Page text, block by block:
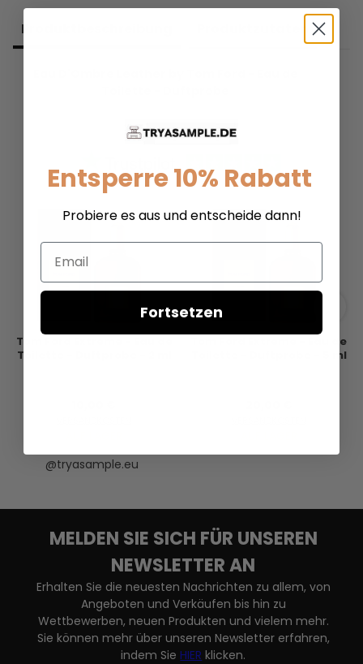
Produkt­beschreibung
Tom Ford Extreme - Eau de
Toilette - Duftprobe - 2 ml
Tom Ford Extreme - Eau de
Toilette - Duftprobe - 5 ml
@tryasample.eu
MELDEN SIE SICH FÜR UNSEREN
NEWSLETTER AN
Erhalten Sie die neuesten Nachrichten zu allem, von
Angeboten und Verkäufen bis hin zu
Wettbewerben, neuen Produkten und vielem mehr.
Sie können mehr über unseren Newsletter erfahren,
indem SieHIER klicken.
Entsperre 10% Rabatt
Probiere es aus und entscheide dann!
Email
Fortsetzen